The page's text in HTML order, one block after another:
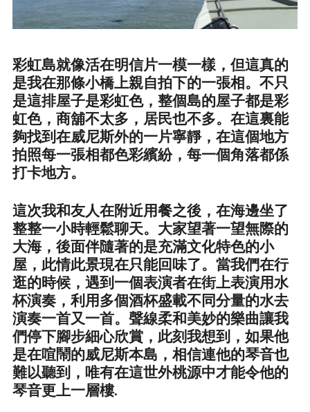
彩虹島就像活在明信片一模一樣，但這真的
是我在那條小橋上親自拍下的一張相。不只
是這排屋子是彩虹色，整個島的屋子都是彩
虹色，商舖不太多，居民也不多。在這裏能
夠找到在威尼斯外的一片寧靜，在這個地方
拍照每一張相都色彩繽紛，每一個角落都係
打卡地方。
這次我和友人在附近用餐之後，在海邊坐了
整整一小時輕鬆聊天。大家望著一望無際的
大海，後面伴隨著的是充滿文化特色的小
屋，此情此景現在只能回味了。當我們在行
逛的時候，遇到一個表演者在街上表演用水
杯演奏，利用多個酒杯盛載不同分量的水去
演奏一首又一首。聲線柔和美妙的樂曲讓我
們停下腳步細心欣賞，此刻我想到，如果他
是在喧鬧的威尼斯本島，相信連他的琴音也
難以聽到，唯有在這世外桃源中才能令他的
琴音更上一層樓.